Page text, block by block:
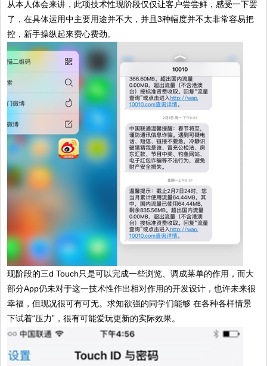
从本人体会来讲，此项技术性现阶段仅仅让客户尝尝鲜，感受一下罢
了，在具体运用中主要用途并不大，并且3种幅度并不太非常容易把
控，新手操纵起來费心费劲。
现阶段的三d Touch只是可以完成一些浏览、调成莱单的作用，而大
部分App仍未对于这一技术性作出相对作用的开发设计，也许未来很
幸福，但现况很可有可无。求知欲强的同学们能够 在各种各样情景
下试着“压力”，很有可能爱玩更新的实际效果。